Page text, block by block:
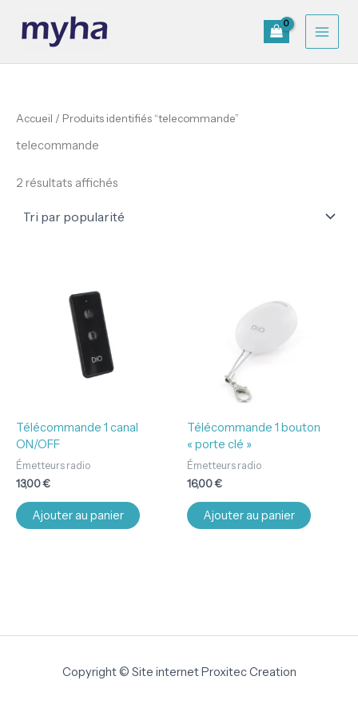
contenu
Accueil / Produits identifiés “telecommande”
telecommande
2 résultats affichés
Télécommande 1 canal
ON/OFF
Émetteurs radio
13,00€
Ajouter au panier
Télécommande 1 bouton
« porte clé »
Émetteurs radio
16,00€
Ajouter au panier
Copyright © Site internet Proxitec Creation